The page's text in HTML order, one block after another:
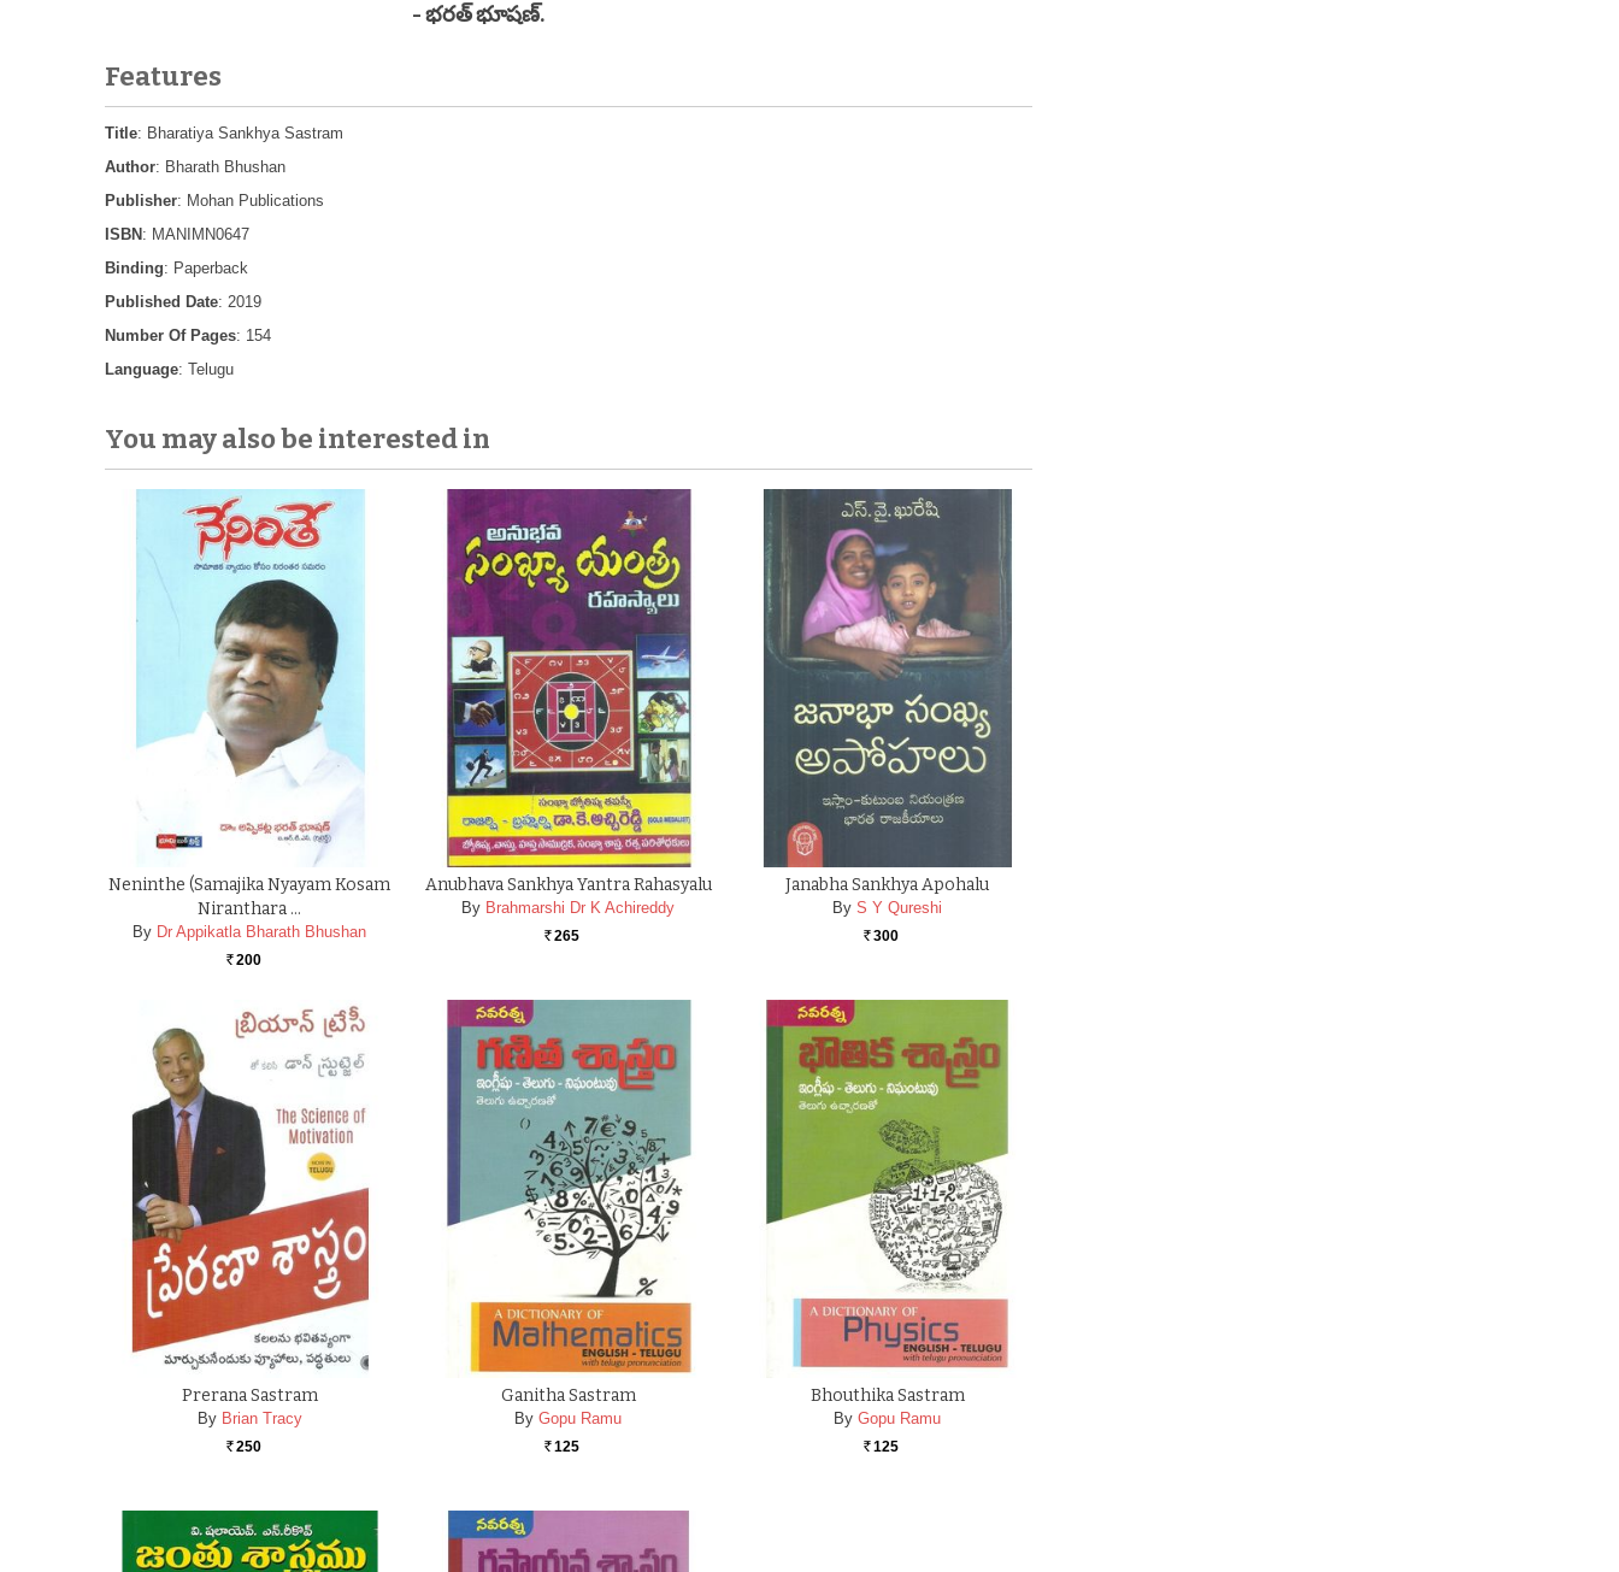
- భరత్ భూషణ్.
Features
Title: Bharatiya Sankhya Sastram
Author: Bharath Bhushan
Publisher: Mohan Publications
ISBN : MANIMN0647
Binding: Paperback
Published Date: 2019
Number Of Pages: 154
Language: Telugu
You may also be interested in
Neninthe (Samajika Nyayam Kosam
Niranthara …
By Dr Appikatla Bharath Bhushan
Rs. 200
Anubhava Sankhya Yantra Rahasyalu
By Brahmarshi Dr K Achireddy
Rs. 265
Janabha Sankhya Apohalu
By S Y Qureshi
Rs. 300
Prerana Sastram
By Brian Tracy
Rs. 250
Ganitha Sastram
By Gopu Ramu
Rs. 125
Bhouthika Sastram
By Gopu Ramu
Rs. 125